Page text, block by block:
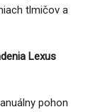
tlmičov a
Lexus
pohon